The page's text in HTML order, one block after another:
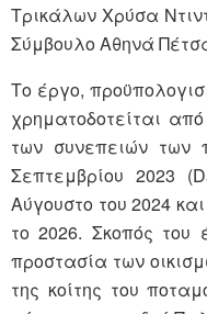
Τρικάλων Χρύσα
Σύμβουλο Αθηνά
Το έργο,
χρηματοδοτείται
των συνεπειών των
Σεπτεμβρίου 2023
Αύγουστο του 2024
το 2026. Σκοπός του
προστασία των
της κοίτης του